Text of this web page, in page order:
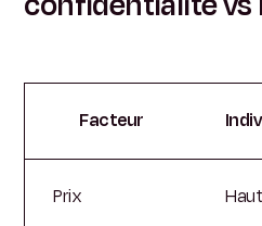
Facteur
Prix Haut